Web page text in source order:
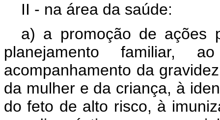
II - na área da saúde:
a) a promoção de ações
planejamento familiar,
acompanhamento da
da mulher e da criança, à
do feto de alto risco, à